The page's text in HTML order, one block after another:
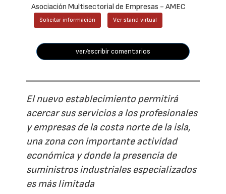
Asociación Multisectorial de Empresas - AMEC
Solicitar información Ver stand virtual
ver/escribir comentarios
El nuevo establecimiento permitirá
acercar sus servicios a los profesionales
y empresas de la costa norte de la isla,
una zona con importante actividad
económica y donde la presencia de
suministros industriales especializados
es más limitada